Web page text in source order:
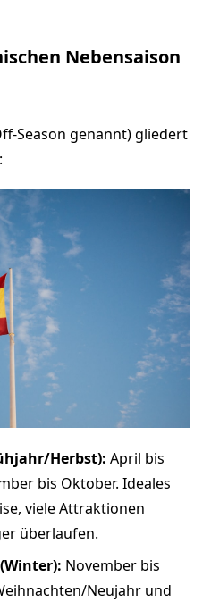
Nebensaison
Season genannt) gliedert
Herbst): April bis
bis Oktober. Ideales
viele Attraktionen
überlaufen.
November bis
Neujahr und